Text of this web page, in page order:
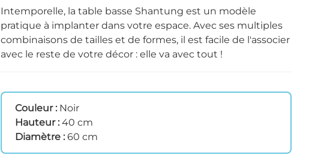
Intemporelle, la table basse Shantung est un modèle
pratique à implanter dans votre espace. Avec ses multiples
combinaisons de tailles et de formes, il est facile de l'associer
avec le reste de votre décor : elle va avec tout !
Couleur : Noir
Hauteur : 40 cm
Diamètre : 60 cm